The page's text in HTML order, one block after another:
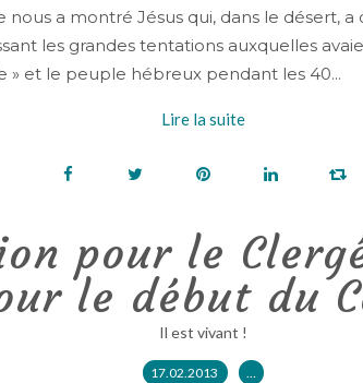
nous a montré Jésus qui, dans le désert,
les grandes tentations auxquelles
et le peuple hébreux pendant les 40...
Lire la suite
pour le
le début du
Il est vivant !
17.02.2013 …